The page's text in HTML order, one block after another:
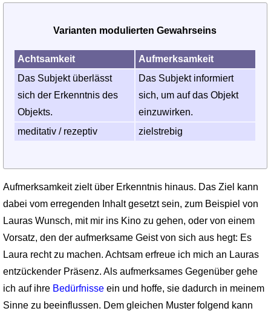
Varianten modulierten Gewahrseins
Achtsamkeit
Aufmerksamkeit
Das Subjekt überlässt
sich der Erkenntnis des
Objekts.
Das Subjekt informiert
sich, um auf das Objekt
einzuwirken.
meditativ / rezeptiv
zielstrebig
Aufmerksamkeit zielt über Erkenntnis hinaus. Das Ziel kann
dabei vom erregenden Inhalt gesetzt sein, zum Beispiel von
Lauras Wunsch, mit mir ins Kino zu gehen, oder von einem
Vorsatz, den der aufmerksame Geist von sich aus hegt: Es
Laura recht zu machen. Achtsam erfreue ich mich an Lauras
entzückender Präsenz. Als aufmerksames Gegenüber gehe
ich auf ihre Bedürfnisseein und hoffe, sie dadurch in meinem
Sinne zu beeinflussen. Dem gleichen Muster folgend kann